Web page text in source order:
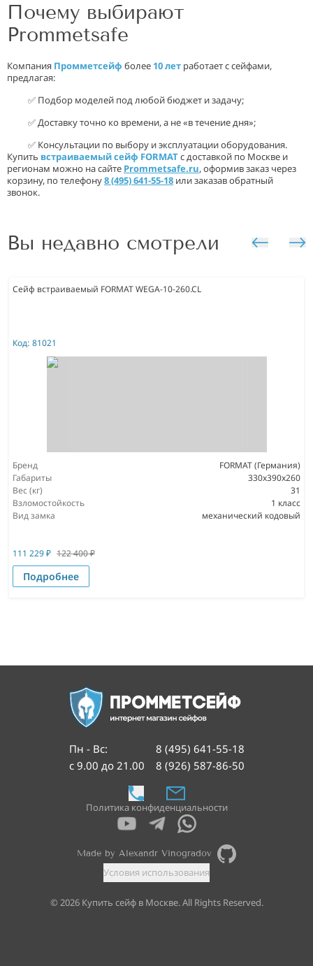
Почему выбирают
Prommetsafe
Компания Промметсейф более 10 лет работает с сейфами,
предлагая:
✅ Подбор моделей под любой бюджет и задачу;
✅ Доставку точно ко времени, а не «в течение дня»;
✅ Консультации по выбору и эксплуатации оборудования.
Купить встраиваемый сейф FORMATс доставкой по Москве и
регионам можно на сайте Prommetsafe.ru, оформив заказ через
корзину, по телефону8 (495) 641-55-18 или заказав обратный
звонок.
Вы недавно смотрели
Сейф встраиваемый FORMAT WEGA-10-260.CL
Код: 81021
Бренд
FORMAT (Германия)
Габариты
330x390x260
Вес (кг)
31
Взломостойкость
1 класс
Вид замка
механический кодовый
111 229₽ 122 400₽
Подробнее
Пн - Вс:
с 9.00 до 21.00
8 (495) 641-55-18
8 (926) 587-86-50
Политика конфиденциальности
Условия использования
© 2026Купить сейф в Москве. All Rights Reserved.
Made by Alexandr Vinogradov